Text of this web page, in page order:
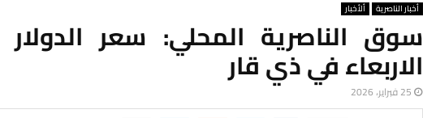
أخبار الناصرية ألأخبار
سوق الناصرية المحلي: سعر الدولار
الاربعاء في ذي قار
25 فبراير، 2026